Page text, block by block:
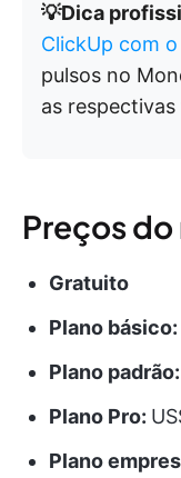
💡Dica
ClickUp com
pulsos no
as
Preços
Gratuito
Plano básico:
Plano padrão:
Plano Pro:
Plano